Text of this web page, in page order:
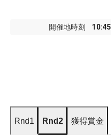
開催地時刻 10:45
Rnd1 Rnd2 獲得賞金